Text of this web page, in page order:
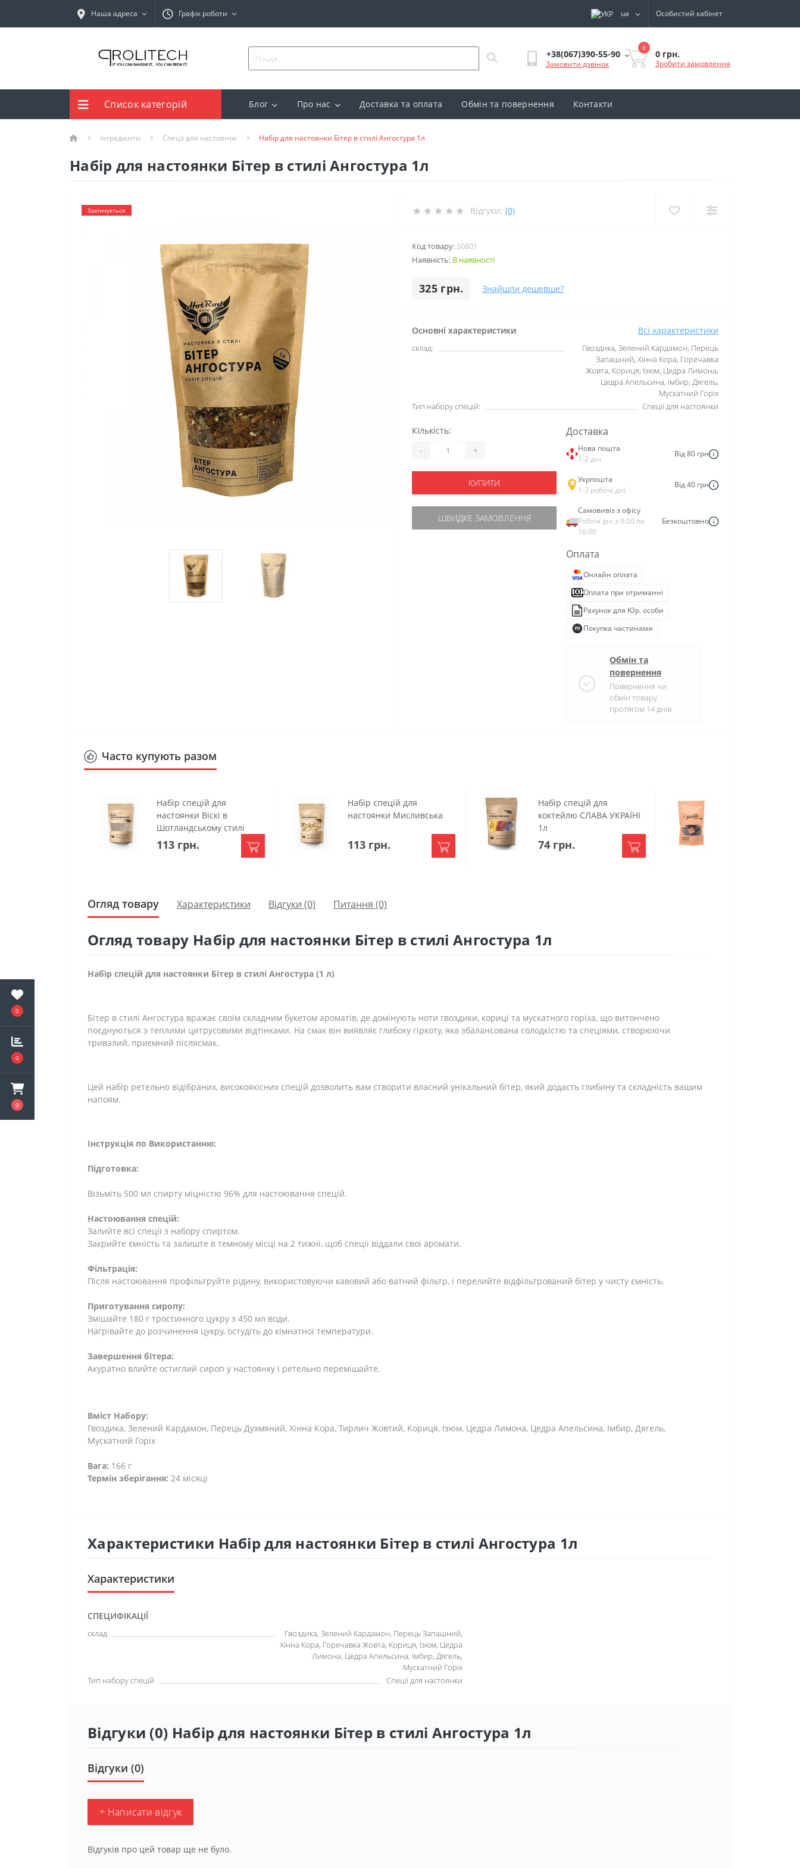
0
0
0
Наша адреса Графік роботи ua Особистий кабінет
+38(067)390-55-90
Замовити дзвінок
0
0 грн.
Зробити замовлення
Список категорій Блог Про нас Доставка та оплата Обмін та повернення Контакти
Інгредієнти Спеції для настоянок Набір для настоянки Бітер в стилі Ангостура 1л
Набір для настоянки Бітер в стилі Ангостура 1л
Закінчується Відгуки: (0)
Код товару: S0801
Наявність: В наявності
325 грн. Знайшли дешевше?
Основні характеристики Всі характеристики
склад:
Гвоздика, Зелений Кардамон, Перець
Запашний, Хінна Кора, Горечавка
Жовта, Кориця, Ізюм, Цедра Лимона,
Цедра Апельсина, Імбир, Дягель,
Мускатний Горіх
Тип набору спецій:
Спеції для настоянки
Кількість:
- +
КУПИТИ
ШВИДКЕ ЗАМОВЛЕННЯ
Доставка
Нова пошта
1-2 дні
Від 80 грн
Укрпошта
1-3 робочі дні
Від 40 грн
Самовивіз з офісу
Робочі дні з 9:00 по
16:00
Безкоштовно
Оплата
Онлайн оплата
Оплата при отриманні
Рахунок для Юр. особи
Покупка частинами
Обмін та
повернення
Повернення чи
обмін товару
протягом 14 днів
Часто купують разом
Набір спецій для
настоянки Віскі в
Шотландському стилі
113 грн.
Набір спецій для
настоянки Мисливська
113 грн.
Набір спецій для
коктейлю СЛАВА УКРАЇНІ
1л
74 грн.
Огляд товару Характеристики Відгуки (0) Питання (0)
Огляд товару Набір для настоянки Бітер в стилі Ангостура 1л
Набір спецій для настоянки Бітер в стилі Ангостура (1 л)
Бітер в стилі Ангостура вражає своїм складним букетом ароматів, де домінують ноти гвоздики, кориці та мускатного горіха, що витончено
поєднуються з теплими цитрусовими відтінками. На смак він виявляє глибоку гіркоту, яка збалансована солодкістю та спеціями, створюючи
тривалий, приємний післясмак.
Цей набір ретельно відібраних, високоякісних спецій дозволить вам створити власний унікальний бітер, який додасть глибину та складність вашим
напоям.
Інструкція по Використанню:
Підготовка:
Візьміть 500 мл спирту міцністю 96% для настоювання спецій.
Настоювання спецій:
Залийте всі спеції з набору спиртом.
Закрийте ємність та залиште в темному місці на 2 тижні, щоб спеції віддали свої аромати.
Фільтрація:
Після настоювання профільтруйте рідину, використовуючи кавовий або ватний фільтр, і перелийте відфільтрований бітер у чисту ємність.
Приготування сиропу:
Змішайте 180 г тростинного цукру з 450 мл води.
Нагрівайте до розчинення цукру, остудіть до кімнатної температури.
Завершення бітера:
Акуратно влийте остиглий сироп у настоянку і ретельно перемішайте.
Вміст Набору:
Гвоздика, Зелений Кардамон, Перець Духмяний, Хінна Кора, Тирлич Жовтий, Кориця, Ізюм, Цедра Лимона, Цедра Апельсина, Імбир, Дягель,
Мускатний Горіх
Вага: 166 г
Термін зберігання: 24 місяці
Характеристики Набір для настоянки Бітер в стилі Ангостура 1л
Характеристики
СПЕЦИФІКАЦІЇ
склад
Гвоздика, Зелений Кардамон, Перець Запашний,
Хінна Кора, Горечавка Жовта, Кориця, Ізюм, Цедра
Лимона, Цедра Апельсина, Імбир, Дягель,
Мускатний Горіх
Тип набору спецій
Спеції для настоянки
Відгуки (0) Набір для настоянки Бітер в стилі Ангостура 1л
Відгуки (0)
+ Написати відгук
Відгуків про цей товар ще не було.